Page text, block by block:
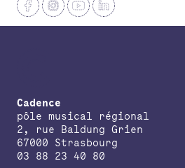
Cadence
pôle musical régional
2, rue Baldung Grien
67000 Strasbourg
03 88 23 40 80